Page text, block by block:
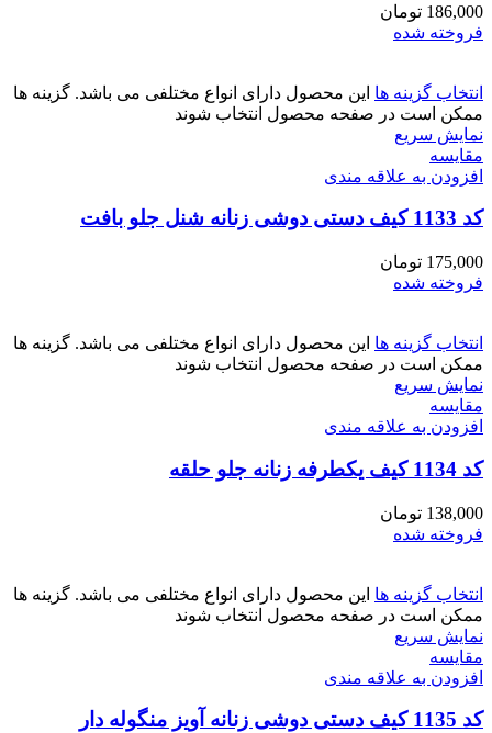
186,000 تومان
فروخته شده
انتخاب گزینه ها این محصول دارای انواع مختلفی می باشد. گزینه ها
ممکن است در صفحه محصول انتخاب شوند
نمایش سریع
مقايسه
افزودن به علاقه مندی
کد 1133 کیف دستی دوشی زنانه شنل جلو بافت
175,000 تومان
فروخته شده
انتخاب گزینه ها این محصول دارای انواع مختلفی می باشد. گزینه ها
ممکن است در صفحه محصول انتخاب شوند
نمایش سریع
مقايسه
افزودن به علاقه مندی
کد 1134 کیف یکطرفه زنانه جلو حلقه
138,000 تومان
فروخته شده
انتخاب گزینه ها این محصول دارای انواع مختلفی می باشد. گزینه ها
ممکن است در صفحه محصول انتخاب شوند
نمایش سریع
مقايسه
افزودن به علاقه مندی
کد 1135 کیف دستی دوشی زنانه آویز منگوله دار